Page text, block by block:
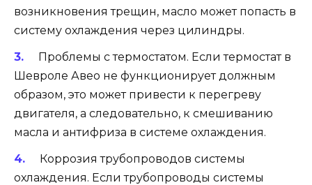
возникновения трещин, масло может попасть в
систему охлаждения через цилиндры.
Проблемы с термостатом. Если термостат в
Шевроле Авео не функционирует должным
образом, это может привести к перегреву
двигателя, а следовательно, к смешиванию
масла и антифриза в системе охлаждения.
Коррозия трубопроводов системы
охлаждения. Если трубопроводы системы